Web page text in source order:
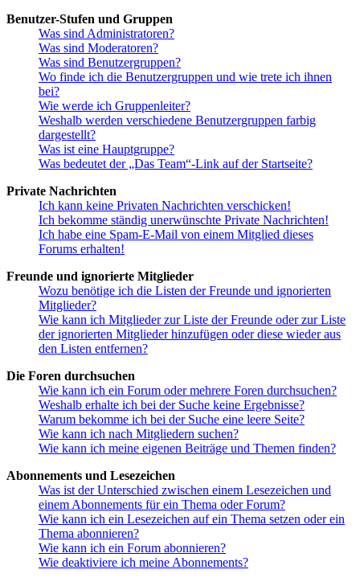
Benutzer-Stufen und Gruppen
Was sind Administratoren?
Was sind Moderatoren?
Was sind Benutzergruppen?
Wo finde ich die Benutzergruppen und wie trete ich ihnen
bei?
Wie werde ich Gruppenleiter?
Weshalb werden verschiedene Benutzergruppen farbig
dargestellt?
Was ist eine Hauptgruppe?
Was bedeutet der „Das Team“-Link auf der Startseite?
Private Nachrichten
Ich kann keine Privaten Nachrichten verschicken!
Ich bekomme ständig unerwünschte Private Nachrichten!
Ich habe eine Spam-E-Mail von einem Mitglied dieses
Forums erhalten!
Freunde und ignorierte Mitglieder
Wozu benötige ich die Listen der Freunde und ignorierten
Mitglieder?
Wie kann ich Mitglieder zur Liste der Freunde oder zur Liste
der ignorierten Mitglieder hinzufügen oder diese wieder aus
den Listen entfernen?
Die Foren durchsuchen
Wie kann ich ein Forum oder mehrere Foren durchsuchen?
Weshalb erhalte ich bei der Suche keine Ergebnisse?
Warum bekomme ich bei der Suche eine leere Seite?
Wie kann ich nach Mitgliedern suchen?
Wie kann ich meine eigenen Beiträge und Themen finden?
Abonnements und Lesezeichen
Was ist der Unterschied zwischen einem Lesezeichen und
einem Abonnements für ein Thema oder Forum?
Wie kann ich ein Lesezeichen auf ein Thema setzen oder ein
Thema abonnieren?
Wie kann ich ein Forum abonnieren?
Wie deaktiviere ich meine Abonnements?